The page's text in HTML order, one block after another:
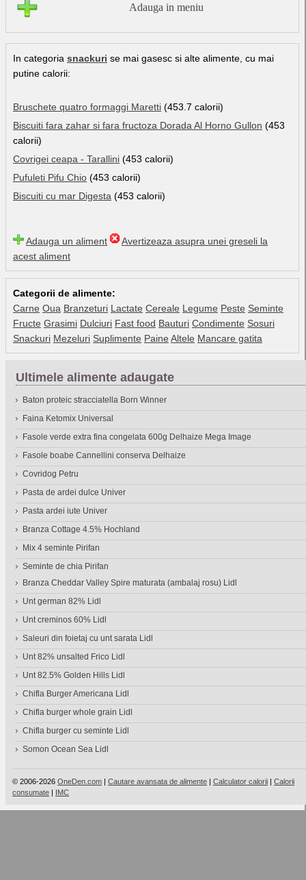
Adauga in meniu
In categoria snackuri se mai gasesc si alte alimente, cu mai
putine calorii:
Bruschete quatro formaggi Maretti (453.7 calorii)
Biscuiti fara zahar si fara fructoza Dorada Al Horno Gullon (453
calorii)
Covrigei ceapa - Tarallini (453 calorii)
Pufuleti Pifu Chio (453 calorii)
Biscuiti cu mar Digesta (453 calorii)
Adauga un aliment
Avertizeaza asupra unei greseli la
acest aliment
Categorii de alimente:
Carne Oua Branzeturi Lactate Cereale Legume Peste Seminte
Fructe Grasimi Dulciuri Fast food Bauturi Condimente Sosuri
Snackuri Mezeluri Suplimente Paine Altele Mancare gatita
Ultimele alimente adaugate
Baton proteic stracciatella Born Winner
Faina Ketomix Universal
Fasole verde extra fina congelata 600g Delhaize Mega Image
Fasole boabe Cannellini conserva Delhaize
Covridog Petru
Pasta de ardei dulce Univer
Pasta ardei iute Univer
Branza Cottage 4.5% Hochland
Mix 4 seminte Pirifan
Seminte de chia Pirifan
Branza Cheddar Valley Spire maturata (ambalaj rosu) Lidl
Unt german 82% Lidl
Unt creminos 60% Lidl
Saleuri din foietaj cu unt sarata Lidl
Unt 82% unsalted Frico Lidl
Unt 82.5% Golden Hills Lidl
Chifla Burger Americana Lidl
Chifla burger whole grain Lidl
Chifla burger cu seminte Lidl
Somon Ocean Sea Lidl
© 2006-2026 OneDen.com | Cautare avansata de alimente | Calculator calorii | Calorii
consumate | IMC